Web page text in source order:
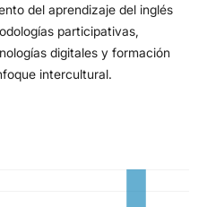
del aprendizaje del inglés
participativas,
digitales y formación
intercultural.